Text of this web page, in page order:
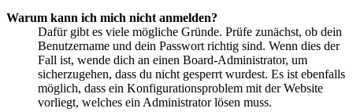
Warum kann ich mich nicht anmelden?
Dafür gibt es viele mögliche Gründe. Prüfe zunächst, ob dein
Benutzername und dein Passwort richtig sind. Wenn dies der
Fall ist, wende dich an einen Board-Administrator, um
sicherzugehen, dass du nicht gesperrt wurdest. Es ist ebenfalls
möglich, dass ein Konfigurationsproblem mit der Website
vorliegt, welches ein Administrator lösen muss.